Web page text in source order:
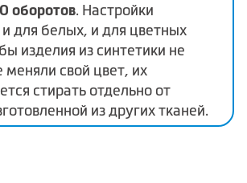
оборотов. Настройки
для белых, и для цветных
изделия из синтетики не
меняли свой цвет, их
стирать отдельно от
из других тканей.